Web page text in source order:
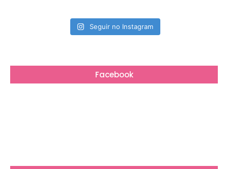
Seguir no Instagram
Facebook